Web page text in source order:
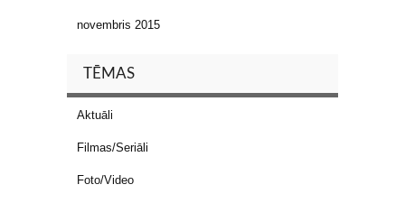
novembris 2015
TĒMAS
Aktuāli
Filmas/Seriāli
Foto/Video